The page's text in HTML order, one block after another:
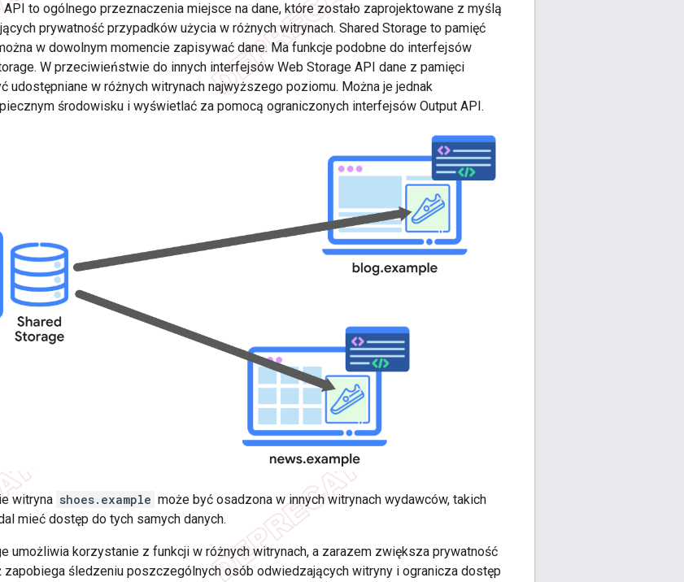
API to ogólnego przeznaczenia miejsce na dane, które zostało zaprojektowane z myślą
prywatność przypadków użycia w różnych witrynach. Shared Storage to pamięć
w dowolnym momencie zapisywać dane. Ma funkcje podobne do interfejsów
W przeciwieństwie do innych interfejsów Web Storage API dane z pamięci
udostępniane w różnych witrynach najwyższego poziomu. Można je jednak
środowisku i wyświetlać za pomocą ograniczonych interfejsów Output API.
witryna shoes.example może być osadzona w innych witrynach wydawców, takich
mieć dostęp do tych samych danych.
umożliwia korzystanie z funkcji w różnych witrynach, a zarazem zwiększa prywatność
zapobiega śledzeniu poszczególnych osób odwiedzających witryny i ogranicza dostęp